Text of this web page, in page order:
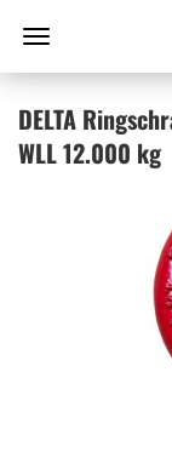
DELTA
WLL 12.000 kg